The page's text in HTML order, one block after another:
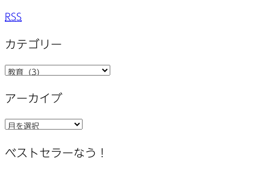
RSS
カテゴリー
カ
ゴ
ー
アーカイブ
ア
カ
ベストセラーなう！